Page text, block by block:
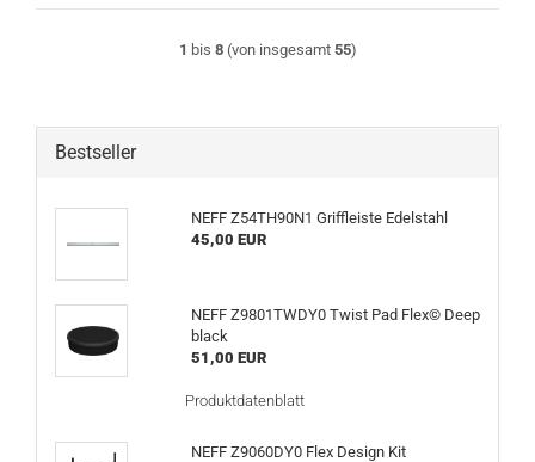
1 bis 8(von insgesamt 55)
Bestseller
NEFF Z54TH90N1 Griffleiste Edelstahl
45,00 EUR
NEFF Z9801TWDY0 Twist Pad Flex© Deep
black
51,00 EUR
Produktdatenblatt
NEFF Z9060DY0 Flex Design Kit